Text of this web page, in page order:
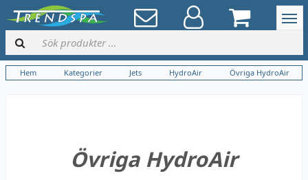
Hem Kategorier Jets HydroAir Övriga HydroAir
Övriga HydroAir